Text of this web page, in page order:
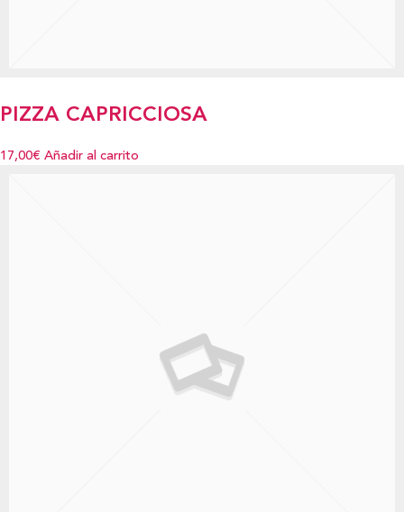
PIZZA CAPRICCIOSA
17,00€ Añadir al carrito